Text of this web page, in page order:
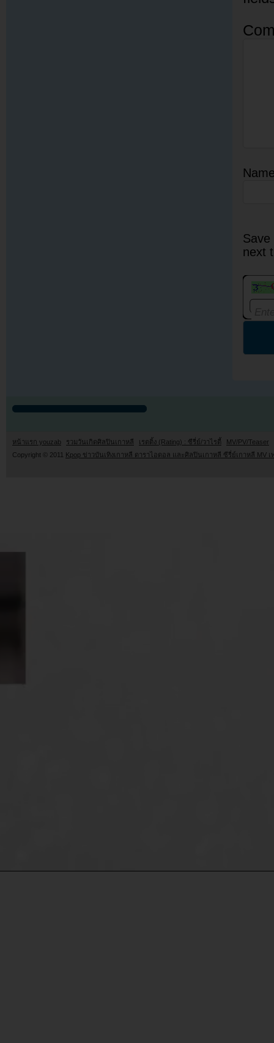
next
หน้าแรก youzab รวมวันเกิดศิลปินเกาหลี เรตติ้ง (Rating) : ซีรี่ย์/วาไรตี้
MV/PV/Teaser
Copyright © 2011 Kpop ข่าวบันเทิงเกาหลี ดาราไอดอล และศิลปินเกาหลี ซีรี่ย์เกาหลี MV